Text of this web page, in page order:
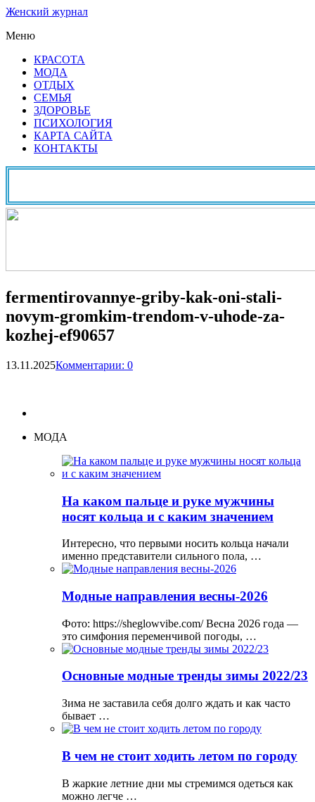
Женский журнал
Меню
КРАСОТА
МОДА
ОТДЫХ
СЕМЬЯ
ЗДОРОВЬЕ
ПСИХОЛОГИЯ
КАРТА САЙТА
КОНТАКТЫ
fermentirovannye-griby-kak-oni-stali-
novym-gromkim-trendom-v-uhode-za-
kozhej-ef90657
13.11.2025Комментарии: 0
МОДА
На каком пальце и руке мужчины
носят кольца и с каким значением
Интересно, что первыми носить кольца начали
именно представители сильного пола, …
Модные направления весны-2026
Фото: https://sheglowvibe.com/ Весна 2026 года —
это симфония переменчивой погоды, …
Основные модные тренды зимы 2022/23
Зима не заставила себя долго ждать и как часто
бывает …
В чем не стоит ходить летом по городу
В жаркие летние дни мы стремимся одеться как
можно легче …